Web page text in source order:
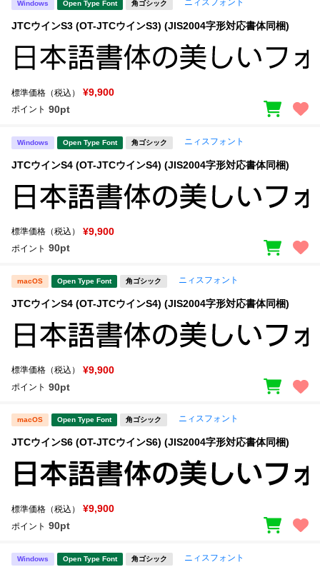
Windows Open Type Font 角ゴシック ニィスフォント
JTCウインS3 (OT-JTCウインS3) (JIS2004字形対応書体同梱)
標準価格（税込） ¥9,900
ポイント 90pt
Windows Open Type Font 角ゴシック ニィスフォント
JTCウインS4 (OT-JTCウインS4) (JIS2004字形対応書体同梱)
標準価格（税込） ¥9,900
ポイント 90pt
macOS Open Type Font 角ゴシック ニィスフォント
JTCウインS4 (OT-JTCウインS4) (JIS2004字形対応書体同梱)
標準価格（税込） ¥9,900
ポイント 90pt
macOS Open Type Font 角ゴシック ニィスフォント
JTCウインS6 (OT-JTCウインS6) (JIS2004字形対応書体同梱)
標準価格（税込） ¥9,900
ポイント 90pt
Windows Open Type Font 角ゴシック ニィスフォント